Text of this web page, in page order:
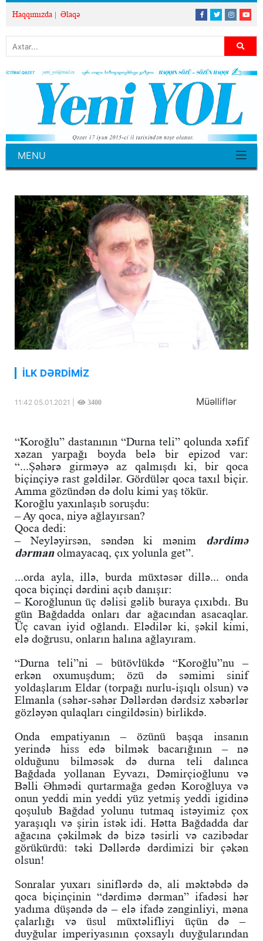
Haqqımızda Əlaqə
MENU
İLK DƏRDİMİZ
11:42 05.01.2021 | 3400 Müəlliflər
“Koroğlu” dastanının “Durna teli” qolunda xəfif
xəzan yarpağı boyda belə bir epizod var:
“...Şəhərə girməyə az qalmışdı ki, bir qoca
biçinçiyə rast gəldilər. Gördülər qoca taxıl biçir.
Amma gözündən də dolu kimi yaş tökür.
Koroğlu yaxınlaşıb soruşdu:
– Ay qoca, niyə ağlayırsan?
Qoca dedi:
– Neyləyirsən, səndən ki mənim dərdimə
dərmanolmayacaq, çıx yolunla get”.
...orda ayla, illə, burda müxtəsər dillə... onda
qoca biçinçi dərdini açıb danışır:
– Koroğlunun üç dəlisi gəlib buraya çıxıbdı. Bu
gün Bağdadda onları dar ağacından asacaqlar.
Üç cavan iyid oğlandı. Elədilər ki, şəkil kimi,
elə doğrusu, onların halına ağlayıram.
“Durna teli”ni – bütövlükdə “Koroğlu”nu –
erkən oxumuşdum; özü də səmimi sinif
yoldaşlarım Eldar (torpağı nurlu-işıqlı olsun) və
Elmanla (səhər-səhər Dəllərdən dərdsiz xəbərlər
gözləyən qulaqları cingildəsin) birlikdə.
Onda empatiyanın – özünü başqa insanın
yerində hiss edə bilmək bacarığının – nə
olduğunu bilməsək də durna teli dalınca
Bağdada yollanan Eyvazı, Dəmirçioğlunu və
Bəlli Əhmədi qurtarmağa gedən Koroğluya və
onun yeddi min yeddi yüz yetmiş yeddi igidinə
qoşulub Bağdad yolunu tutmaq istəyimiz çox
yaraşıqlı və şirin istək idi. Hətta Bağdadda dar
ağacına çəkilmək də bizə təsirli və cazibədar
görükürdü: təki Dəllərdə dərdimizi bir çəkən
olsun!
Sonralar yuxarı siniflərdə də, ali məktəbdə də
qoca biçinçinin “dərdimə dərman” ifadəsi hər
yadıma düşəndə də – elə ifadə zənginliyi, məna
çalarlığı və üsul müxtəlifliyi üçün də –
duyğular imperiyasının çoxsaylı duyğularından